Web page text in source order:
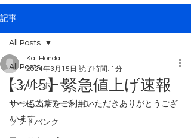
記事
All Posts
ヒシサンホーマ
サービスステーション
ソフトバンク
All Posts
【3/15】緊急値上げ速報
Kai Honda
2024年3月15日 読了時間: 1分
いつも当店をご利用いただきありがとうござ
います。